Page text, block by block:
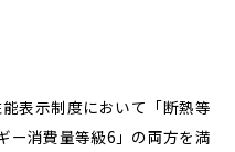
表示制度において「断熱等
ー消費量等級6」の両方を満